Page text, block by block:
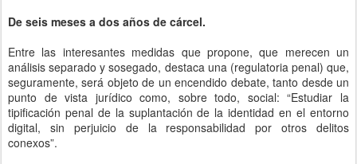
De seis meses a dos años de cárcel.
Entre las interesantes medidas que propone, que merecen un
análisis separado y sosegado, destaca una (regulatoria penal) que,
seguramente, será objeto de un encendido debate, tanto desde un
punto de vista jurídico como, sobre todo, social: “Estudiar la
tipificación penal de la suplantación de la identidad en el entorno
digital, sin perjuicio de la responsabilidad por otros delitos
conexos”.